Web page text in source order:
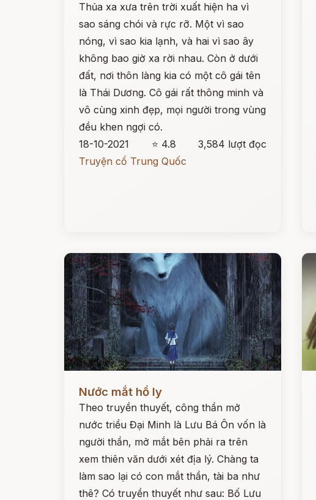
Thủa xa xưa trên trời xuất hiện ha vì
sao sáng chói và rực rỡ. Một vì sao
nóng, vì sao kia lạnh, và hai vì sao ây
không bao giờ xa rời nhau. Còn ở dưới
đất, nơi thôn làng kia có một cô gái tên
là Thái Dương. Cô gái rất thông minh và
vô cùng xinh đẹp, mọi người trong vùng
đều khen ngợi có.
18-10-2021
⭐ 4.8
3,584 lượt đọc
Truyện cổ Trung Quốc
Nước mắt hồ ly
Theo truyền thuyết, công thần mở
nước triều Đại Minh là Lưu Bá Ôn vốn là
người thần, mở mắt bên phải ra trên
xem thiên văn dưới xét địa lý. Chàng ta
làm sao lại có con mắt thần, tài ba như
thê? Có truyền thuyết như sau: Bố Lưu